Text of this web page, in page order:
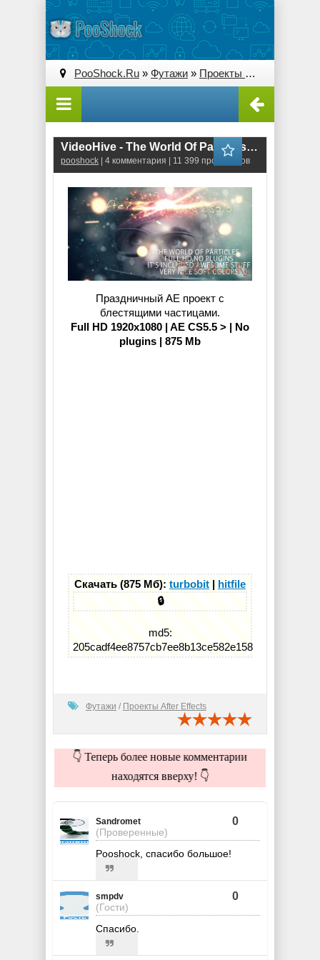
PooShock.Ru » Футажи » Проекты After Effects
VideoHive - The World Of Particles (Project for After Effects)
pooshock | 4 комментария | 11 399 просмотров
Праздничный AE проект с
блестящими частицами.
Full HD 1920x1080 | AE CS5.5 > | No
plugins | 875 Mb
Скачать (875 Мб): turbobit | hitfile
🔒
md5:
205cadf4ee8757cb7ee8b13ce582e158
Футажи / Проекты After Effects
👇 Теперь более новые комментарии
находятся вверху! 👇
Sandromet
(Проверенные)
0
Pooshock, спасибо большое!
smpdv
(Гости)
0
Спасибо.